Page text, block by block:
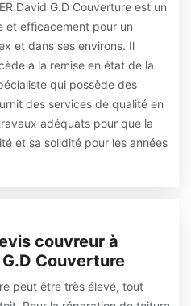
David G.D Couverture est un
et efficacement pour un
et dans ses environs. Il
à la remise en état de la
qui possède des
des services de qualité en
adéquats pour que la
et sa solidité pour les années
couvreur à
G.D Couverture
peut être très élevé, tout